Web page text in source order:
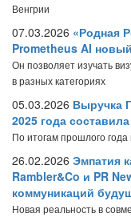
Венгрии
07.03.2026 «Родная
Prometheus AI
Он позволяет изучать
в разных категориях
05.03.2026 Выручка
2025 года
По итогам прошлого
26.02.2026 Эмпатия
Rambler&Co и PR
коммуникаций
Новая реальность в